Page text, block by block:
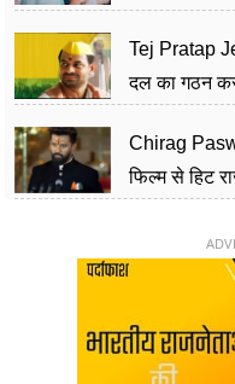
Tej Pratap
दल का गठन कर
Chirag
फिल्म से हिट